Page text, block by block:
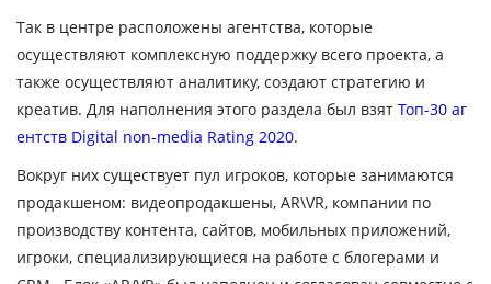
Так в центре расположены агентства, которые
осуществляют комплексную поддержку всего проекта, а
также осуществляют аналитику, создают стратегию и
креатив. Для наполнения этого раздела был взят Топ-30 аг
ентств Digital non-media Rating 2020.
Вокруг них существует пул игроков, которые занимаются
продакшеном: видеопродакшены, AR\VR, компании по
производству контента, сайтов, мобильных приложений,
игроки, специализирующиеся на работе с блогерами и